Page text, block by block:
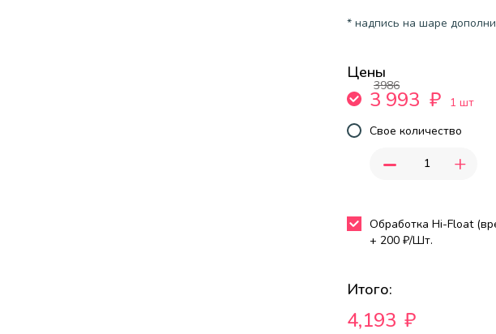
* надпись на шаре
Цены
3986
3 993 ₽
1 шт
Свое количество
- +
Обработка Hi-Float
+ 200 ₽/Шт.
Итого:
4,193 ₽